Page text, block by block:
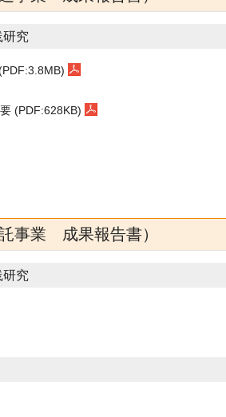
究
(PDF:628KB)
事業 成果報告書）
究